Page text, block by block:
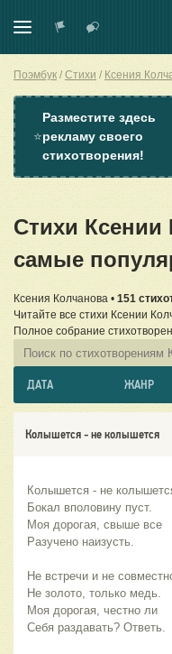
Поэмбук Стихи Ксения
⭐
Разместите здесь
рекламу своего
стихотворения!
Стихи
самые
Ксения Колчанова • 151
Читайте все стихи Ксении
Полное собрание
ДАТА ЖАНР
Колышется - не колышется
Колышется - не
Бокал вполовину пуст.
Моя дорогая, свыше все
Разучено наизусть.
Не встречи и не
Не золото, только медь.
Моя дорогая, честно ли
Себя раздавать? Ответь.